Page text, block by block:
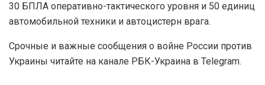
30 БПЛА оперативно-тактического уровня и 50 единиц
автомобильной техники и автоцистерн врага.
Срочные и важные сообщения о войне России против
Украины читайте на канале РБК-Украина в Telegram.